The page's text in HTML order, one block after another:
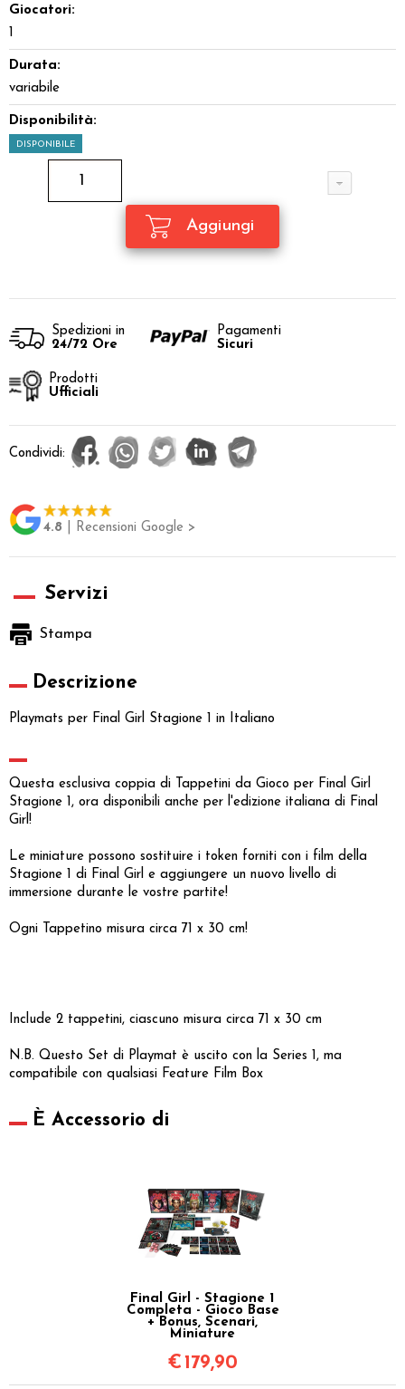
Giocatori:
1
Durata:
variabile
Disponibilità:
DISPONIBILE
Spedizioni in
24/72 Ore
Pagamenti
Sicuri
Prodotti
Ufficiali
Condividi:
4.8 | Recensioni Google >
Servizi
Stampa
Descrizione
Playmats per Final Girl Stagione 1 in Italiano
Questa esclusiva coppia di Tappetini da Gioco per Final Girl
Stagione 1, ora disponibili anche per l'edizione italiana di Final
Girl!
Le miniature possono sostituire i token forniti con i film della
Stagione 1 di Final Girl e aggiungere un nuovo livello di
immersione durante le vostre partite!
Ogni Tappetino misura circa 71 x 30 cm!
Include 2 tappetini, ciascuno misura circa 71 x 30 cm
N.B. Questo Set di Playmat è uscito con la Series 1, ma
compatibile con qualsiasi Feature Film Box
È Accessorio di
Final Girl - Stagione 1
Completa - Gioco Base
+ Bonus, Scenari,
Miniature
€ 179,90